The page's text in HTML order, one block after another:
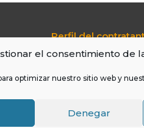
el consentimiento de
optimizar nuestro sitio web y
Denegar
Perfil del
Portal de
Política De Cookies